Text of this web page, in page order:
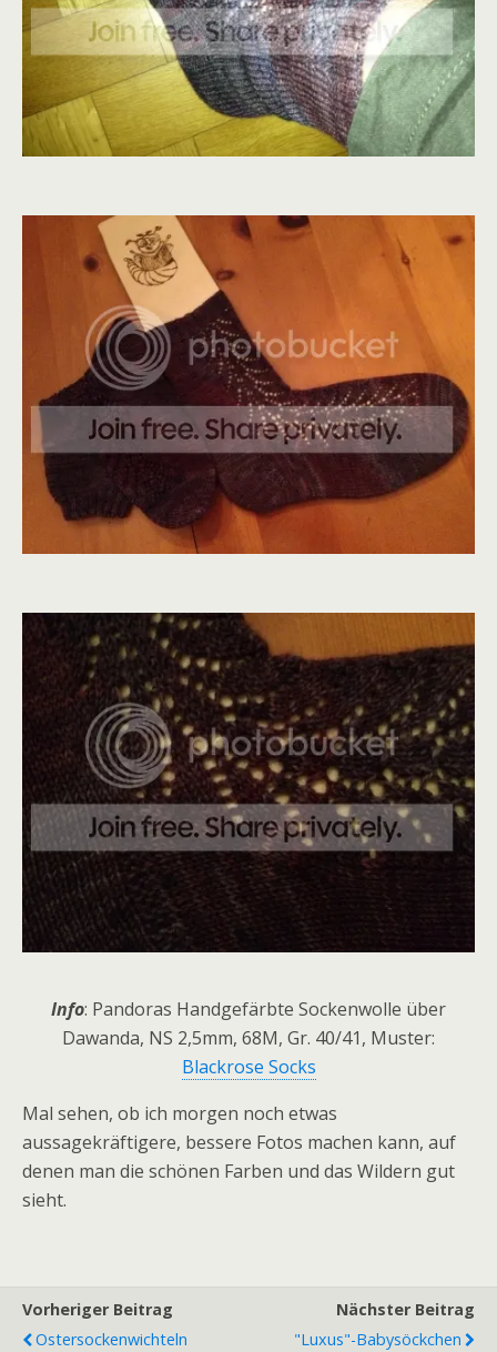
Info: Pandoras Handgefärbte Sockenwolle über
Dawanda, NS 2,5mm, 68M, Gr. 40/41, Muster:
Blackrose Socks
Mal sehen, ob ich morgen noch etwas
aussagekräftigere, bessere Fotos machen kann, auf
denen man die schönen Farben und das Wildern gut
sieht.
Vorheriger Beitrag
Ostersockenwichteln
Nächster Beitrag
"Luxus"-Babysöckchen